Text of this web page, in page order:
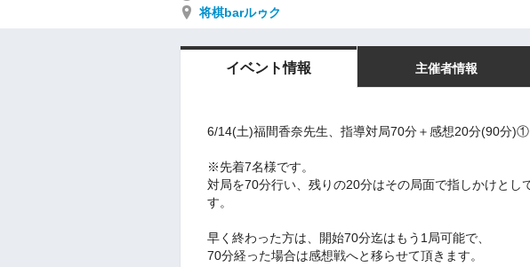
将棋barルゥク
イベント情報 主催者情報
6/14(土)福間香奈先生、指導対局70分＋感想20分(90分)①
※先着7名様です。
対局を70分行い、残りの20分はその局面で指しかけとし
す。
早く終わった方は、開始70分迄はもう1局可能で、
70分経った場合は感想戦へと移らせて頂きます。